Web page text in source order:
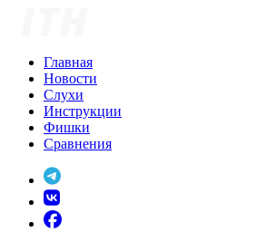
Главная
Новости
Слухи
Инструкции
Фишки
Сравнения